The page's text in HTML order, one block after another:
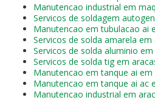
Manutencao industrial em
Servicos de soldagem
Manutencao em tubulacao ai
Servicos de solda amarela em
Servicos de solda aluminio em
Servicos de solda tig em
Manutencao em tanque ai em
Manutencao em tanque ai ac
Manutencao industrial em